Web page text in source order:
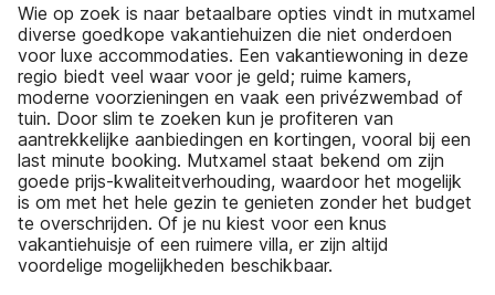
Wie op zoek is naar betaalbare opties vindt in mutxamel
diverse goedkope vakantiehuizen die niet onderdoen
voor luxe accommodaties. Een vakantiewoning in deze
regio biedt veel waar voor je geld; ruime kamers,
moderne voorzieningen en vaak een privézwembad of
tuin. Door slim te zoeken kun je profiteren van
aantrekkelijke aanbiedingen en kortingen, vooral bij een
last minute booking. Mutxamel staat bekend om zijn
goede prijs-kwaliteitverhouding, waardoor het mogelijk
is om met het hele gezin te genieten zonder het budget
te overschrijden. Of je nu kiest voor een knus
vakantiehuisje of een ruimere villa, er zijn altijd
voordelige mogelijkheden beschikbaar.